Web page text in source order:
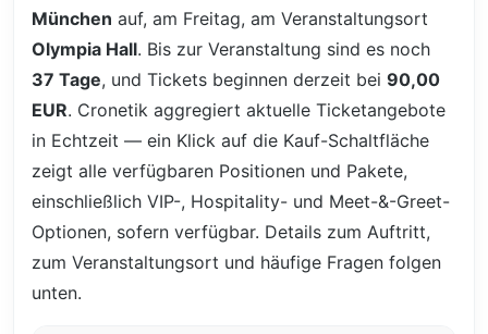
München auf, am Freitag, am Veranstaltungsort
Olympia Hall. Bis zur Veranstaltung sind es noch
37 Tage, und Tickets beginnen derzeit bei 90,00
EUR. Cronetik aggregiert aktuelle Ticketangebote
in Echtzeit — ein Klick auf die Kauf-Schaltfläche
zeigt alle verfügbaren Positionen und Pakete,
einschließlich VIP-, Hospitality- und Meet-&-Greet-
Optionen, sofern verfügbar. Details zum Auftritt,
zum Veranstaltungsort und häufige Fragen folgen
unten.